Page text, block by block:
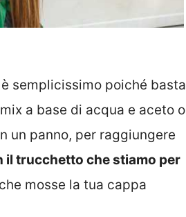
semplicissimo poiché basta
a base di acqua e aceto o
un panno, per raggiungere
il trucchetto che stiamo per
mosse la tua cappa